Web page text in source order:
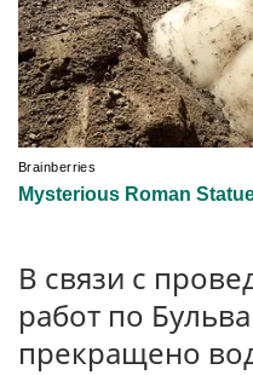
В связи с
работ по
прекращено